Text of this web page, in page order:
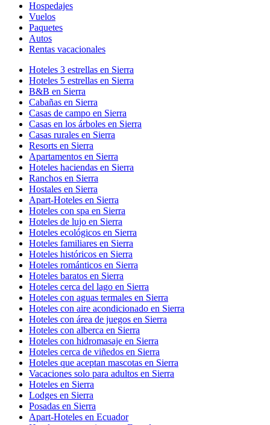
Hospedajes
Vuelos
Paquetes
Autos
Rentas vacacionales
Hoteles 3 estrellas en Sierra
Hoteles 5 estrellas en Sierra
B&B en Sierra
Cabañas en Sierra
Casas de campo en Sierra
Casas en los árboles en Sierra
Casas rurales en Sierra
Resorts en Sierra
Apartamentos en Sierra
Hoteles haciendas en Sierra
Ranchos en Sierra
Hostales en Sierra
Apart-Hoteles en Sierra
Hoteles con spa en Sierra
Hoteles de lujo en Sierra
Hoteles ecológicos en Sierra
Hoteles familiares en Sierra
Hoteles históricos en Sierra
Hoteles románticos en Sierra
Hoteles baratos en Sierra
Hoteles cerca del lago en Sierra
Hoteles con aguas termales en Sierra
Hoteles con aire acondicionado en Sierra
Hoteles con área de juegos en Sierra
Hoteles con alberca en Sierra
Hoteles con hidromasaje en Sierra
Hoteles cerca de viñedos en Sierra
Hoteles que aceptan mascotas en Sierra
Vacaciones solo para adultos en Sierra
Hoteles en Sierra
Lodges en Sierra
Posadas en Sierra
Apart-Hoteles en Ecuador